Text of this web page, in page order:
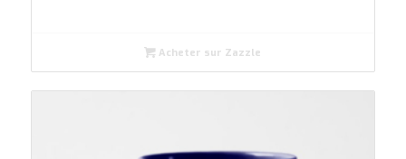
Acheter sur Zazzle